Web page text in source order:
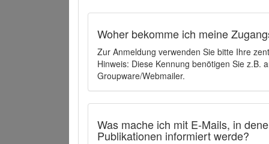
Woher bekomme ich meine
Zur Anmeldung verwenden Sie bitte Ihre
Hinweis: Diese Kennung benötigen Sie z.B.
Groupware/Webmailer.
Was mache ich mit E-Mails, in
Publikationen informiert werde?